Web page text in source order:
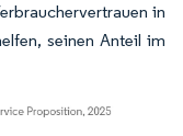
in
seinen Anteil im